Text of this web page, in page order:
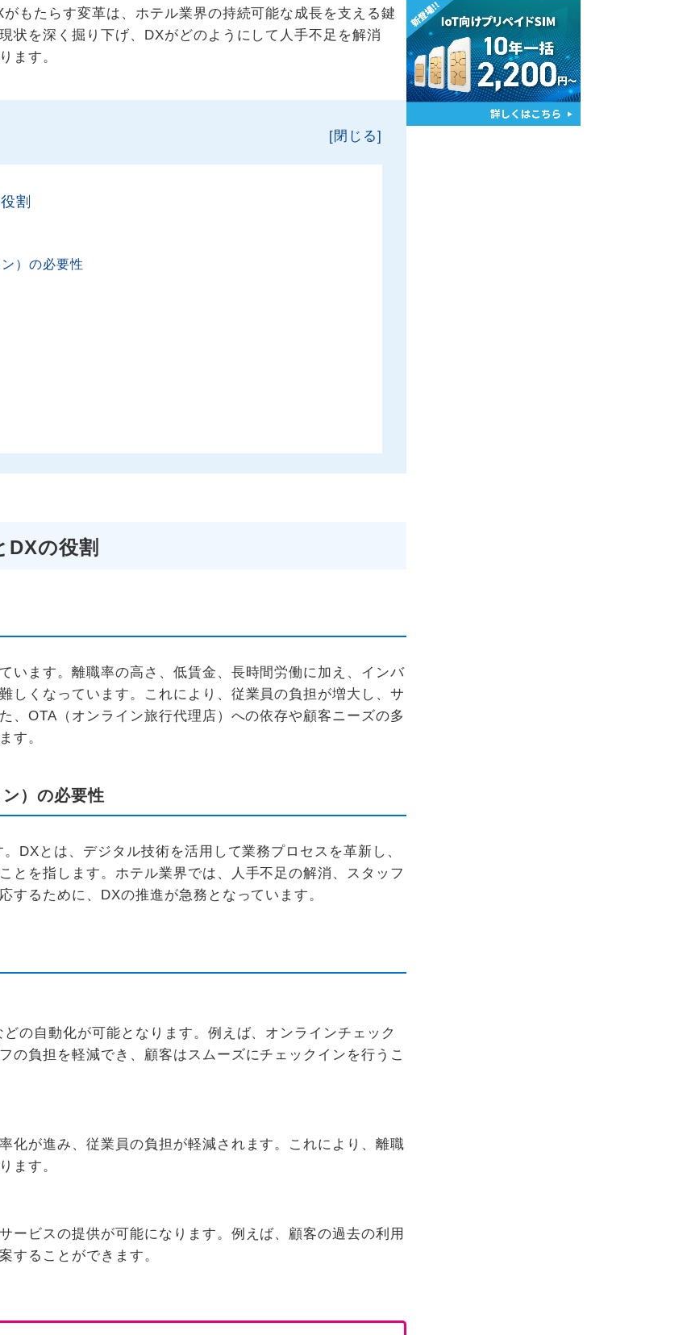
もたらす変革は、ホテル業界の持続可能な成長を支える鍵
状を深く掘り下げ、DXがどのようにして人手不足を解消
ます。
[閉じる]
割
）の必要性
DXの役割
います。離職率の高さ、低賃金、長時間労働に加え、インバ
しくなっています。これにより、従業員の負担が増大し、サ
、OTA（オンライン旅行代理店）への依存や顧客ニーズの多
す。
）の必要性
DXとは、デジタル技術を活用して業務プロセスを革新し、
とを指します。ホテル業界では、人手不足の解消、スタッフ
するために、DXの推進が急務となっています。
の自動化が可能となります。例えば、オンラインチェック
の負担を軽減でき、顧客はスムーズにチェックインを行うこ
化が進み、従業員の負担が軽減されます。これにより、離職
ます。
ービスの提供が可能になります。例えば、顧客の過去の利用
することができます。